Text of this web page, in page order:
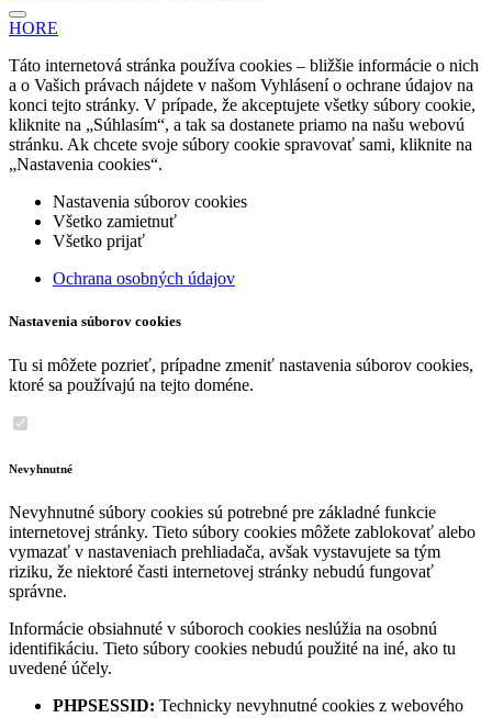
HORE
Táto internetová stránka používa cookies – bližšie informácie o nich
a o Vašich právach nájdete v našom Vyhlásení o ochrane údajov na
konci tejto stránky. V prípade, že akceptujete všetky súbory cookie,
kliknite na „Súhlasím“, a tak sa dostanete priamo na našu webovú
stránku. Ak chcete svoje súbory cookie spravovať sami, kliknite na
„Nastavenia cookies“.
Nastavenia súborov cookies
Všetko zamietnuť
Všetko prijať
Ochrana osobných údajov
Nastavenia súborov cookies
Tu si môžete pozrieť, prípadne zmeniť nastavenia súborov cookies,
ktoré sa používajú na tejto doméne.
Nevyhnutné
Nevyhnutné súbory cookies sú potrebné pre základné funkcie
internetovej stránky. Tieto súbory cookies môžete zablokovať alebo
vymazať v nastaveniach prehliadača, avšak vystavujete sa tým
riziku, že niektoré časti internetovej stránky nebudú fungovať
správne.
Informácie obsiahnuté v súboroch cookies neslúžia na osobnú
identifikáciu. Tieto súbory cookies nebudú použité na iné, ako tu
uvedené účely.
PHPSESSID: Technicky nevyhnutné cookies z webového